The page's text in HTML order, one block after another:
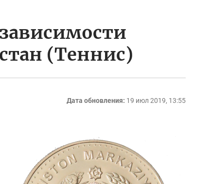
(Теннис)
Дата обновления: 19 июл 2019, 13:55